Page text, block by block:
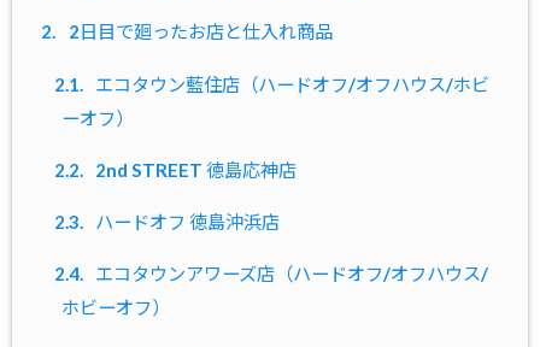
2. 2日目で廻ったお店と仕入れ商品
2.1.
エコタウン藍住店（ハードオフ/オフハウス/ホビ
ーオフ）
2.2. 2nd STREET 徳島応神店
2.3. ハードオフ 徳島沖浜店
2.4.
エコタウンアワーズ店（ハードオフ/オフハウス/
ホビーオフ）